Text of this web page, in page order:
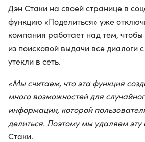
Дэн Стаки на своей странице в
функцию «Поделиться» уже
компания работает над тем, чтобы
из поисковой выдачи все диалоги
утекли в сеть.
«Мы считаем, что эта функция
много возможностей для
информации, которой
делиться. Поэтому мы удаляем эту
Стаки.